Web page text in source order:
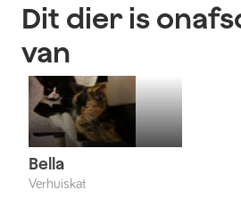
Dit dier is
van
Bella
Verhuiskat